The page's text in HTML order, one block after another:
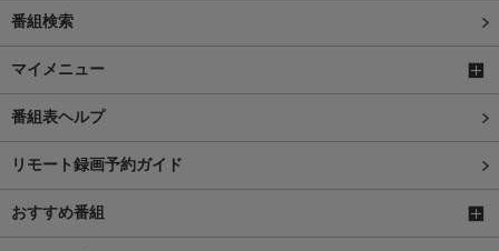
番組検索
マイメニュー
番組表ヘルプ
リモート録画予約ガイド
おすすめ番組